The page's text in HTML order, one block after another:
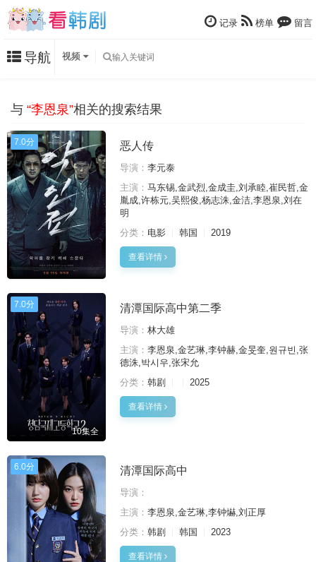
记录 榜单 留言
导航 视频
与 “李恩泉”相关的搜索结果
7.0分 恶人传
导演： 李元泰
主演： 马东锡,金武烈,金成圭,刘承睦,崔民哲,金
胤成,许栋元,吴熙俊,杨志洙,金洁,李恩泉,刘在
明
分类： 电影 韩国 2019
查看详情
7.0分
10集全
清潭国际高中第二季
导演： 林大雄
主演： 李恩泉,金艺琳,李钟赫,金旻奎,원규빈,张
德洙,박시우,张宋允
分类： 韩剧 2025
查看详情
6.0分 清潭国际高中
导演：
主演： 李恩泉,金艺琳,李钟爀,刘正厚
分类： 韩剧 韩国 2023
查看详情